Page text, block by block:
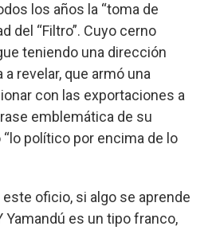
los años la “toma de
del “Filtro”. Cuyo cerno
teniendo una dirección
revelar, que armó una
con las exportaciones a
emblemática de su
político por encima de lo
oficio, si algo se aprende
Yamandú es un tipo franco,